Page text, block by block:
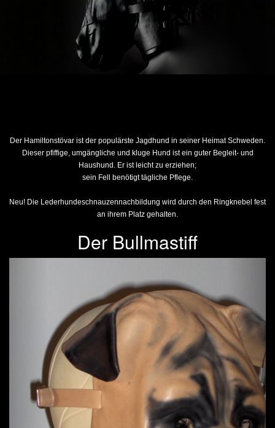
Der Hamiltonstövar ist der populärste Jagdhund in seiner Heimat Schweden.
Dieser pfiffige, umgängliche und kluge Hund ist ein guter Begleit- und
Haushund. Er ist leicht zu erziehen;
sein Fell benötigt tägliche Pflege.
Neu! Die Lederhundeschnauzennachbildung wird durch den Ringknebel fest
an ihrem Platz gehalten.
Der Bullmastiff